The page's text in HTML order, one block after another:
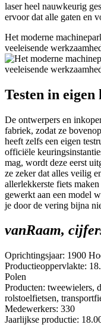
laser heel nauwkeurig
ervoor dat alle gaten en
Het moderne
veeleisende
Testen in eigen
De ontwerpers en
fabriek, zodat ze
heeft zelfs een eigen
officiële
mag, wordt deze eerst
ze zeker dat alles veilig
allerlekkerste fiets
gewerkt aan een model
je door de vering bijna
vanRaam,
Oprichtingsjaar: 1900
Productieoppervlakte:
Polen
Producten: tweewielers,
rolstoelfietsen,
Medewerkers: 330
Jaarlijkse productie: